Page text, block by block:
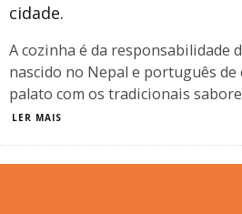
cidade.
A cozinha é da responsabilidade
nascido no Nepal e português de
palato com os tradicionais
LER MAIS